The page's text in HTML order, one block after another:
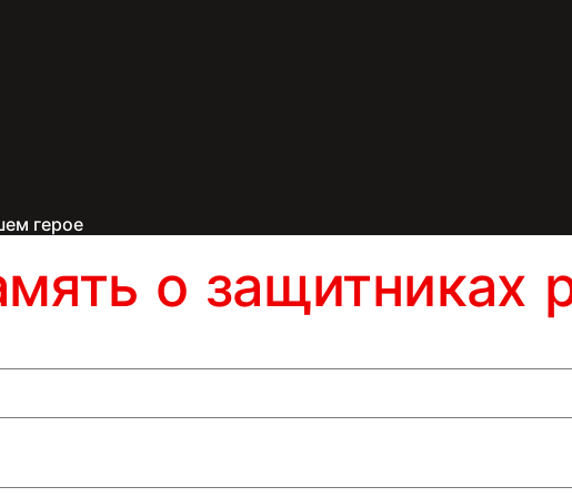
герое
о защитниках